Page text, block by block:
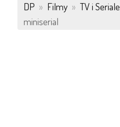
DP » Filmy » TV i Seriale
miniserial